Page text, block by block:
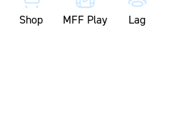
Shop MFF Play Lag